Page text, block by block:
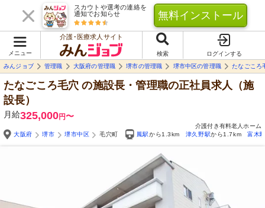
スカウトや選考の連絡を
通知でお知らせ
無料インストール
メニュー
介護･医療求人サイト
検索
ログインする
みんジョブ
管理職 大阪府の管理職 堺市の管理職 堺市中区の管理職 たなごころ
たなごころ毛穴 の施設長・管理職の正社員求人（施
設長）
月給325,000円〜
介護付き有料老人ホーム
大阪府
堺市 堺市中区 毛穴町 鳳駅から1.3km 津久野駅から1.7km 富木